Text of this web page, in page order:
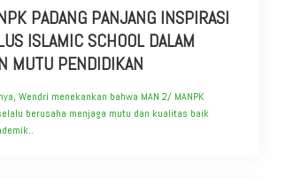
PADANG PANJANG INSPIRASI
ISLAMIC SCHOOL DALAM
MUTU PENDIDIKAN
Wendri menekankan bahwa MAN 2/ MANPK
berusaha menjaga mutu dan kualitas baik